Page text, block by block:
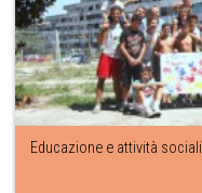
Educazione e attività sociali